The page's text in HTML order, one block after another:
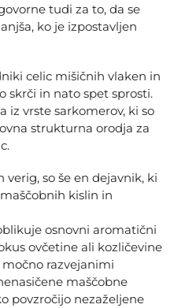
tudi za to, da se
ko je izpostavljen
celic mišičnih vlaken in
skrči in nato spet sprosti.
iz vrste sarkomerov, ki so
strukturna orodja za
verig, so še en dejavnik, ki
kislin in
osnovni aromatični
ovčetine ali kozličevine
razvejanimi
maščobne
povzročijo nezaželjene